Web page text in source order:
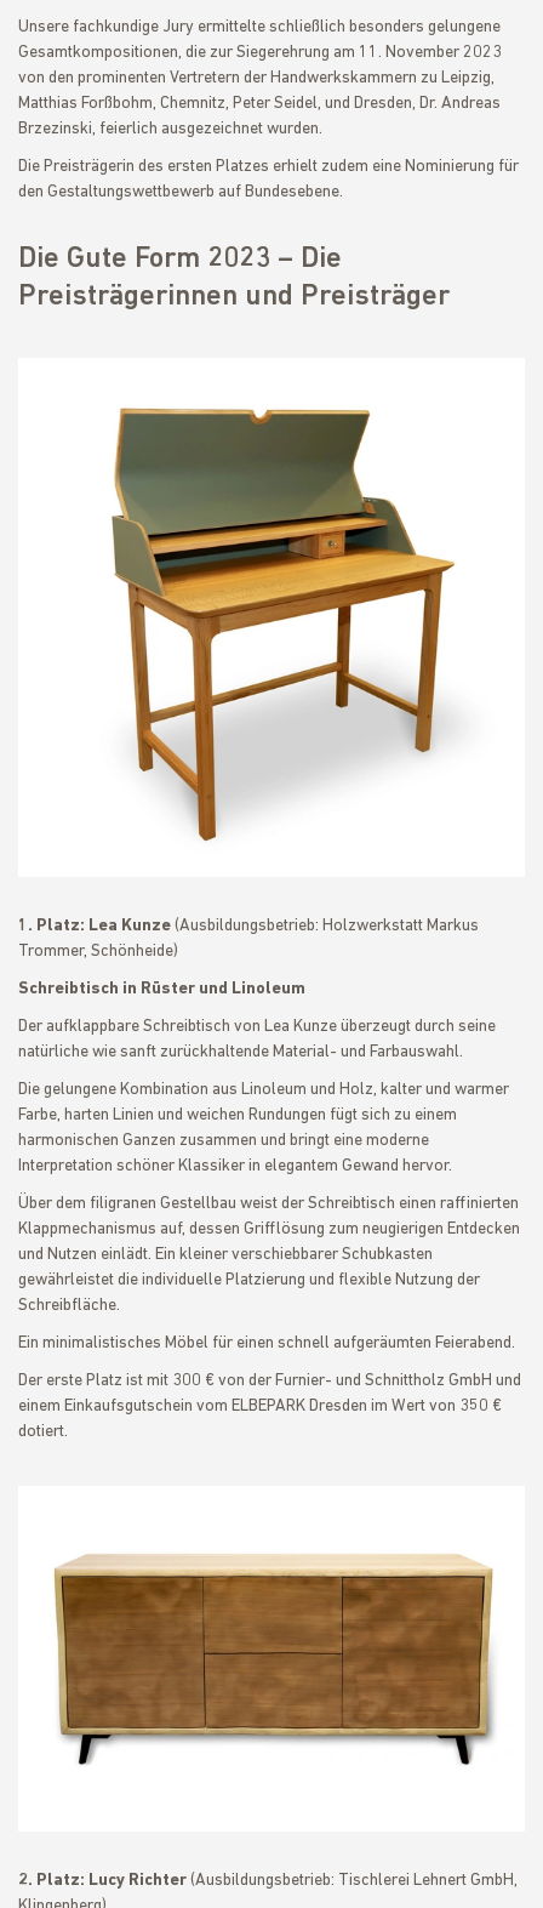
Unsere fachkundige Jury ermittelte schließlich besonders gelungene
Gesamtkompositionen, die zur Siegerehrung am 11. November 2023
von den prominenten Vertretern der Handwerkskammern zu Leipzig,
Matthias Forßbohm, Chemnitz, Peter Seidel, und Dresden, Dr. Andreas
Brzezinski, feierlich ausgezeichnet wurden.
Die Preisträgerin des ersten Platzes erhielt zudem eine Nominierung für
den Gestaltungswettbewerb auf Bundesebene.
Die Gute Form 2023 – Die
Preisträgerinnen und Preisträger
1. Platz: Lea Kunze (Ausbildungsbetrieb: Holzwerkstatt Markus
Trommer, Schönheide)
Schreibtisch in Rüster und Linoleum
Der aufklappbare Schreibtisch von Lea Kunze überzeugt durch seine
natürliche wie sanft zurückhaltende Material- und Farbauswahl.
Die gelungene Kombination aus Linoleum und Holz, kalter und warmer
Farbe, harten Linien und weichen Rundungen fügt sich zu einem
harmonischen Ganzen zusammen und bringt eine moderne
Interpretation schöner Klassiker in elegantem Gewand hervor.
Über dem filigranen Gestellbau weist der Schreibtisch einen raffinierten
Klappmechanismus auf, dessen Grifflösung zum neugierigen Entdecken
und Nutzen einlädt. Ein kleiner verschiebbarer Schubkasten
gewährleistet die individuelle Platzierung und flexible Nutzung der
Schreibfläche.
Ein minimalistisches Möbel für einen schnell aufgeräumten Feierabend.
Der erste Platz ist mit 300 € von der Furnier- und Schnittholz GmbH und
einem Einkaufsgutschein vom ELBEPARK Dresden im Wert von 350 €
dotiert.
2. Platz: Lucy Richter (Ausbildungsbetrieb: Tischlerei Lehnert GmbH,